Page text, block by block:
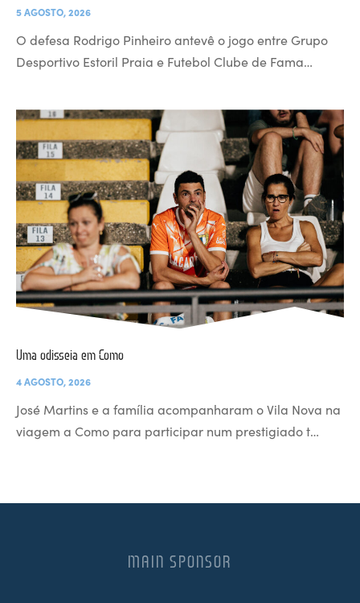
5 AGOSTO, 2026
O defesa Rodrigo Pinheiro antevê o jogo entre Grupo
Desportivo Estoril Praia e Futebol Clube de Fama…
Uma odisseia em Como
4 AGOSTO, 2026
José Martins e a família acompanharam o Vila Nova na
viagem a Como para participar num prestigiado t…
MAIN SPONSOR